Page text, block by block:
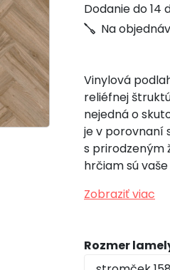
Dodanie do 14
Na
Vinylová
reliéfnej
nejedná o
je v porovnaní
s prirodzeným
hrčiam sú
Zobraziť viac
Rozmer